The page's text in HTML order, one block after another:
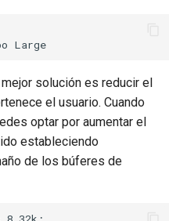
solución es reducir el
el usuario. Cuando
optar por aumentar el
estableciendo
de los búferes de